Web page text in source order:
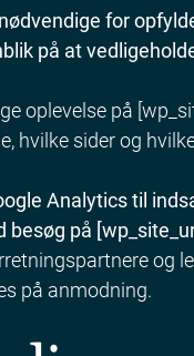
for
på at
oplevelse på
hvilke sider og
Analytics til
på
og
på anmodning.